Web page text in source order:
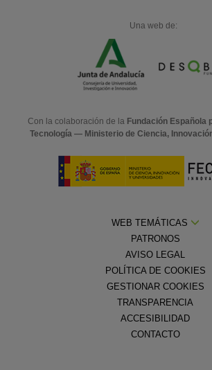
Una web de:
Con la colaboración de la Fundación Española
Tecnología — Ministerio de Ciencia,
WEB TEMÁTICAS
PATRONOS
AVISO LEGAL
POLÍTICA DE COOKIES
GESTIONAR COOKIES
TRANSPARENCIA
ACCESIBILIDAD
CONTACTO